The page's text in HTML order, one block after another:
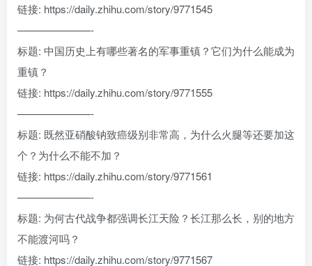
链接: https://daily.zhihu.com/story/9771545
———————-
标题: 中国历史上有哪些著名的军事重镇？它们为什么能成为
重镇？
链接: https://daily.zhihu.com/story/9771555
———————-
标题: 既然亚硝酸钠致癌级别非常高，为什么火腿等还要加这
个？为什么不能不加？
链接: https://daily.zhihu.com/story/9771561
———————-
标题: 为何古代战争都强调长江天险？长江那么长，别的地方
不能渡河吗？
链接: https://daily.zhihu.com/story/9771567